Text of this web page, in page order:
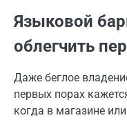
Языковой
облегчить
Даже беглое
первых порах
когда в магазине